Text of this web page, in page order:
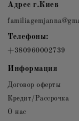
Адрес г.Киев
Телефоны:
+380960002739
Информация
Договор оферты
Кредит/Рассрочка
О нас